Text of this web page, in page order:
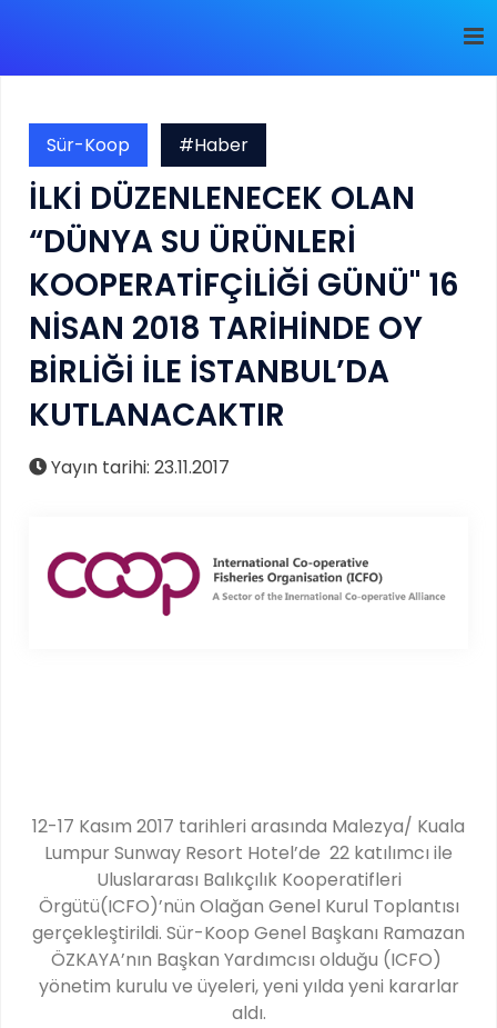
Sür-Koop #Haber
İLKİ DÜZENLENECEK OLAN
“DÜNYA SU ÜRÜNLERİ
KOOPERATİFÇİLİĞİ GÜNÜ'' 16
NİSAN 2018 TARİHİNDE OY
BİRLİĞİ İLE İSTANBUL’DA
KUTLANACAKTIR
Yayın tarihi: 23.11.2017
12-17 Kasım 2017 tarihleri arasında Malezya/ Kuala
Lumpur Sunway Resort Hotel’de 22 katılımcı ile
Uluslararası Balıkçılık Kooperatifleri
Örgütü(ICFO)’nün Olağan Genel Kurul Toplantısı
gerçekleştirildi. Sür-Koop Genel Başkanı Ramazan
ÖZKAYA’nın Başkan Yardımcısı olduğu (ICFO)
yönetim kurulu ve üyeleri, yeni yılda yeni kararlar
aldı.